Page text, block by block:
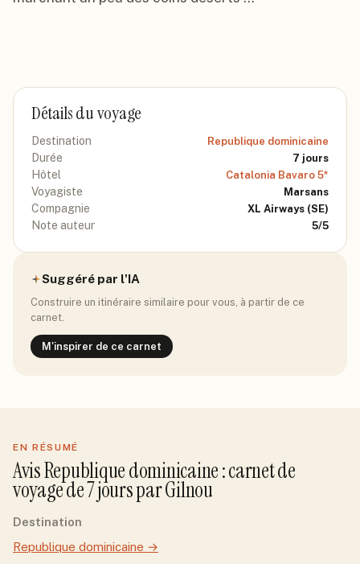
Détails du voyage
Destination Republique dominicaine
Durée 7 jours
Hôtel Catalonia Bavaro 5*
Voyagiste Marsans
Compagnie XL Airways (SE)
Note auteur 5/5
Suggéré par l'IA
Construire un itinéraire similaire pour vous, à partir de ce
carnet.
M'inspirer de ce carnet
EN RÉSUMÉ
AvisRepublique dominicaine: carnet de
voyage de7joursparGilnou
Destination
Republique dominicaine →